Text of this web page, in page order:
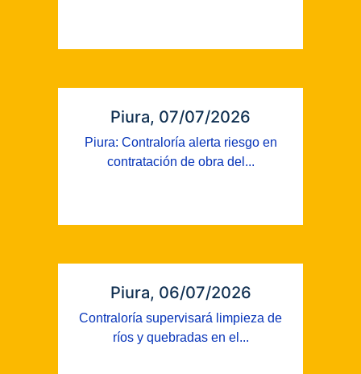
Piura, 07/07/2026
Piura: Contraloría alerta riesgo en
contratación de obra del...
Piura, 06/07/2026
Contraloría supervisará limpieza de
ríos y quebradas en el...